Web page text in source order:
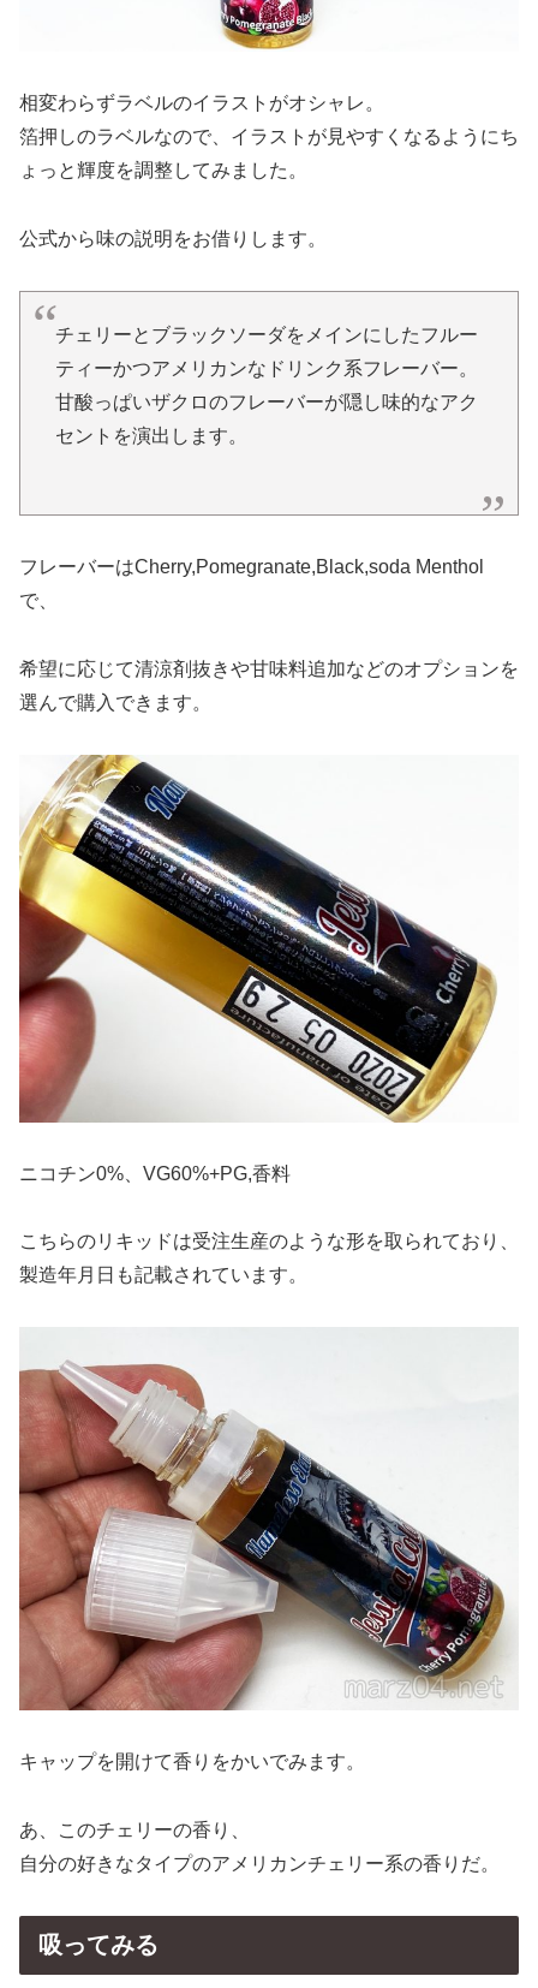
相変わらずラベルのイラストがオシャレ。
箔押しのラベルなので、イラストが見やすくなるようにち
ょっと輝度を調整してみました。
公式から味の説明をお借りします。
チェリーとブラックソーダをメインにしたフルー
ティーかつアメリカンなドリンク系フレーバー。
甘酸っぱいザクロのフレーバーが隠し味的なアク
セントを演出します。
フレーバーはCherry,Pomegranate,Black,soda Menthol
で、
希望に応じて清涼剤抜きや甘味料追加などのオプションを
選んで購入できます。
ニコチン0%、VG60%+PG,香料
こちらのリキッドは受注生産のような形を取られており、
製造年月日も記載されています。
キャップを開けて香りをかいでみます。
あ、このチェリーの香り、
自分の好きなタイプのアメリカンチェリー系の香りだ。
吸ってみる